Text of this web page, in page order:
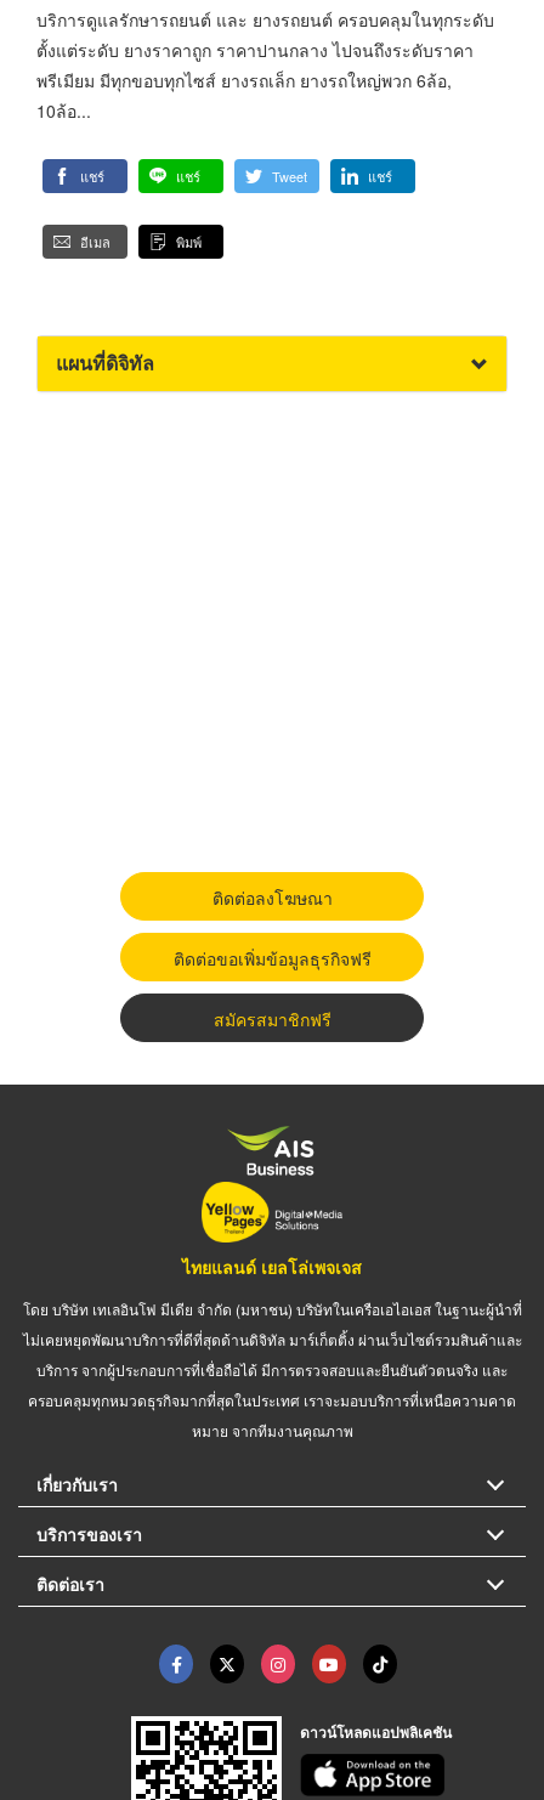
บริการดูแลรักษารถยนต์ และ ยางรถยนต์ ครอบคลุมในทุกระดับ
ตั้งแต่ระดับ ยางราคาถูก ราคาปานกลาง ไปจนถึงระดับราคา
พรีเมียม มีทุกขอบทุกไซส์ ยางรถเล็ก ยางรถใหญ่พวก 6ล้อ,
10ล้อ...
แชร์ แชร์ Tweet แชร์
อีเมล พิมพ์
แผนที่ดิจิทัล
ติดต่อลงโฆษณา
ติดต่อขอเพิ่มข้อมูลธุรกิจฟรี
สมัครสมาชิกฟรี
ไทยแลนด์ เยลโล่เพจเจส
โดย บริษัท เทเลอินโฟ มีเดีย จำกัด (มหาชน) บริษัทในเครือเอไอเอส ในฐานะผู้นำที่
ไม่เคยหยุดพัฒนาบริการที่ดีที่สุดด้านดิจิทัล มาร์เก็ตติ้ง ผ่านเว็บไซต์รวมสินค้าและ
บริการ จากผู้ประกอบการที่เชื่อถือได้ มีการตรวจสอบและยืนยันตัวตนจริง และ
ครอบคลุมทุกหมวดธุรกิจมากที่สุดในประเทศ เราจะมอบบริการที่เหนือความคาด
หมาย จากทีมงานคุณภาพ
เกี่ยวกับเรา
บริการของเรา
ติดต่อเรา
ดาวน์โหลดแอปพลิเคชัน